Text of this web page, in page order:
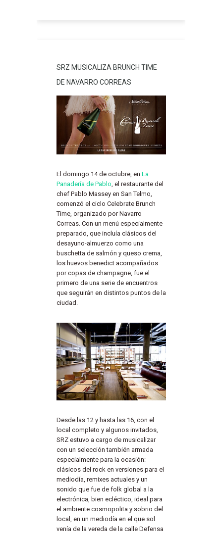
SRZ MUSICALIZA BRUNCH TIME
DE NAVARRO CORREAS
El domingo 14 de octubre, en La
Panadería de Pablo , el restaurante del
chef Pablo Massey en San Telmo,
comenzó el ciclo Celebrate Brunch
Time, organizado por Navarro
Correas. Con un menú especialmente
preparado, que incluía clásicos del
desayuno-almuerzo como una
buschetta de salmón y queso crema,
los huevos benedict acompañados
por copas de champagne, fue el
primero de una serie de encuentros
que seguirán en distintos puntos de la
ciudad.
Desde las 12 y hasta las 16, con el
local completo y algunos invitados,
SRZ estuvo a cargo de musicalizar
con un selección también armada
especialmente para la ocasión:
clásicos del rock en versiones para el
mediodía, remixes actuales y un
sonido que fue de folk global a la
electrónica, bien ecléctico, ideal para
el ambiente cosmopolita y sobrio del
local, en un mediodía en el que sol
venía de la vereda de la calle Defensa